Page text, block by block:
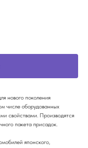
нового поколения
числе оборудованных
свойствами. Производятся
пакета присадок.
японского,